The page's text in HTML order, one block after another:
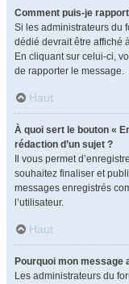
Comment puis-je
Si les administrateurs du
dédié devrait être affiché
En cliquant sur celui-ci,
de rapporter le message.
Haut
À quoi sert le bouton «
rédaction d’un sujet ?
Il vous permet
souhaitez finaliser et
messages enregistrés
l’utilisateur.
Haut
Pourquoi mon message
Les administrateurs du